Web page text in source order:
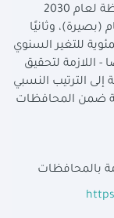
الفجوة بين الوضع الحالي ومستهدف المحافظة لعام 2030
(بصيرة)، وثانيًا
للتغير السنوي
- اللازمة لتحقيق
بحلول عام 2030، إضافة إلى الترتيب النسبي
ضمن المحافظات
بالمحافظات